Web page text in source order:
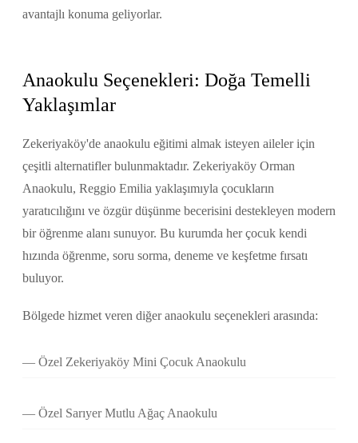
avantajlı konuma geliyorlar.
Anaokulu Seçenekleri: Doğa Temelli
Yaklaşımlar
Zekeriyaköy'de anaokulu eğitimi almak isteyen aileler için
çeşitli alternatifler bulunmaktadır. Zekeriyaköy Orman
Anaokulu, Reggio Emilia yaklaşımıyla çocukların
yaratıcılığını ve özgür düşünme becerisini destekleyen modern
bir öğrenme alanı sunuyor. Bu kurumda her çocuk kendi
hızında öğrenme, soru sorma, deneme ve keşfetme fırsatı
buluyor.
Bölgede hizmet veren diğer anaokulu seçenekleri arasında:
Özel Zekeriyaköy Mini Çocuk Anaokulu
Özel Sarıyer Mutlu Ağaç Anaokulu